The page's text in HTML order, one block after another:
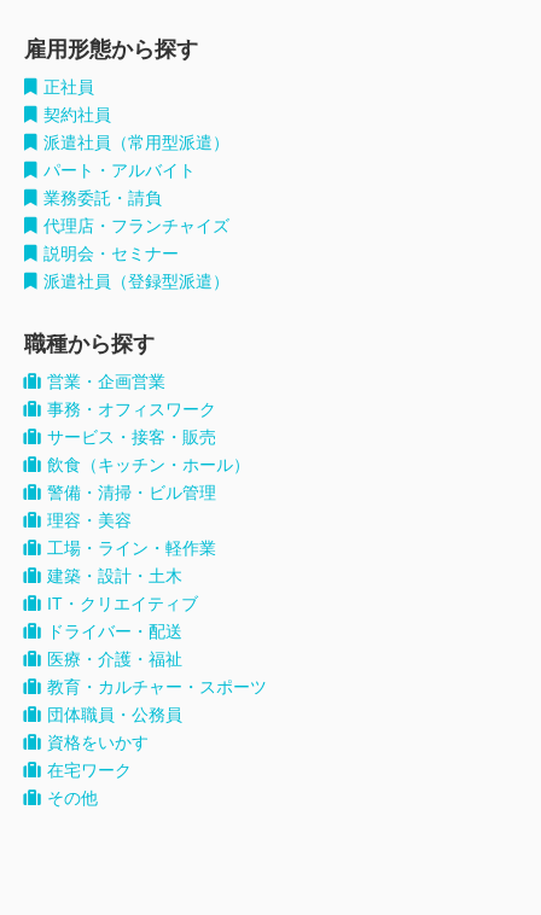
雇用形態から探す
正社員
契約社員
派遣社員（常用型派遣）
パート・アルバイト
業務委託・請負
代理店・フランチャイズ
説明会・セミナー
派遣社員（登録型派遣）
職種から探す
営業・企画営業
事務・オフィスワーク
サービス・接客・販売
飲食（キッチン・ホール）
警備・清掃・ビル管理
理容・美容
工場・ライン・軽作業
建築・設計・土木
IT・クリエイティブ
ドライバー・配送
医療・介護・福祉
教育・カルチャー・スポーツ
団体職員・公務員
資格をいかす
在宅ワーク
その他